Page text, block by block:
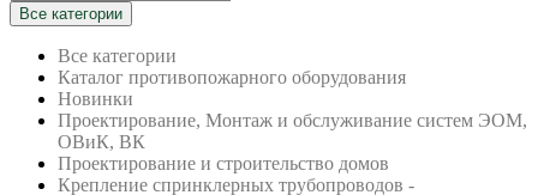
Все категории
Все категории
Каталог противопожарного оборудования
Новинки
Проектирование, Монтаж и обслуживание систем ЭОМ,
ОВиК, ВК
Проектирование и строительство домов
Крепление спринклерных трубопроводов -